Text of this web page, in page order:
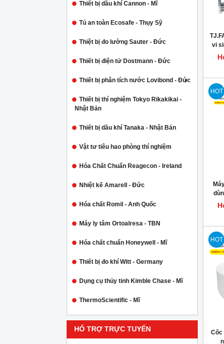
Thiết bị dầu khí Cannon - Mĩ
Tủ an toàn Ecosafe - Thụy Sỹ
Thiệt bị đo lường Sauter - Đức
Thiết bị điện tử Dostmann - Đức
Thiết bị phân tích nước Lovibond - Đức
Thiết bị thí nghiệm Tokyo Rikakikai -
Nhật Bản
Thiết bị dầu khí Tanaka - Nhật Bản
Vật tư tiêu hao phòng thí nghiệm
Hóa Chất Chuẩn Reagecon - Ireland
Nhiệt kế Amarell - Đức
Hóa chất Romil - Anh Quốc
Máy ly tâm Ortoalresa - TBN
Hóa chất chuẩn Honeywell - Mĩ
Thiết bị đo khí Witt - Germany
Dụng cụ thủy tinh Kimble Chase - Mĩ
ThermoScientific - Mĩ
HỔ TRỢ TRỰC TUYẾN
vi
HOT
HOT
Cốc